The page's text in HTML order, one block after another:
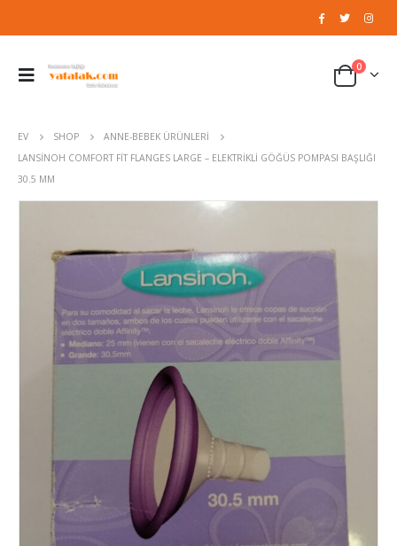
0
EV SHOP
ANNE-BEBEK ÜRÜNLERI
LANSINOH COMFORT FIT FLANGES LARGE – ELEKTRIKLI GÖĞÜS POMPASI BAŞLIĞI
30.5 MM